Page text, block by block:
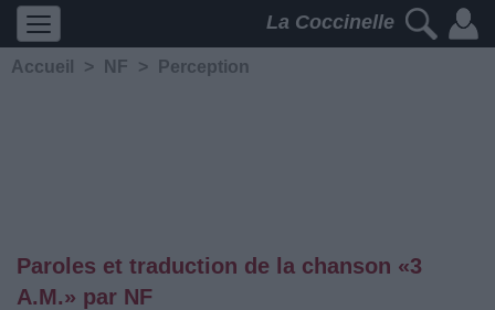
La Coccinelle
Accueil > NF > Perception
Paroles et traduction de la chanson «3
A.M.» par NF